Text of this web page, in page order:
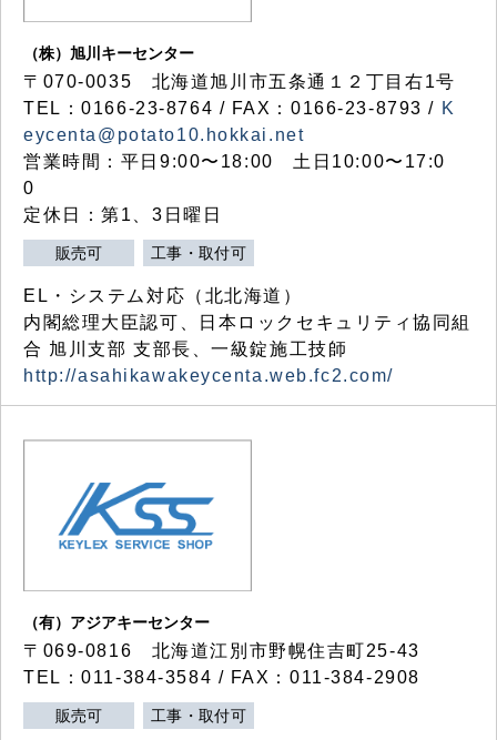
（株）旭川キーセンター
〒070-0035 北海道旭川市五条通１２丁目右1号
TEL：0166-23-8764 / FAX：0166-23-8793 / K
eycenta@potato10.hokkai.net
営業時間：平日9:00〜18:00 土日10:00〜17:0
0
定休日：第1、3日曜日
販売可 工事・取付可
EL・システム対応（北北海道）
内閣総理大臣認可、日本ロックセキュリティ協同組
合 旭川支部 支部長、一級錠施工技師
http://asahikawakeycenta.web.fc2.com/
（有）アジアキーセンター
〒069-0816 北海道江別市野幌住吉町25-43
TEL：011-384-3584 / FAX：011-384-2908
販売可 工事・取付可